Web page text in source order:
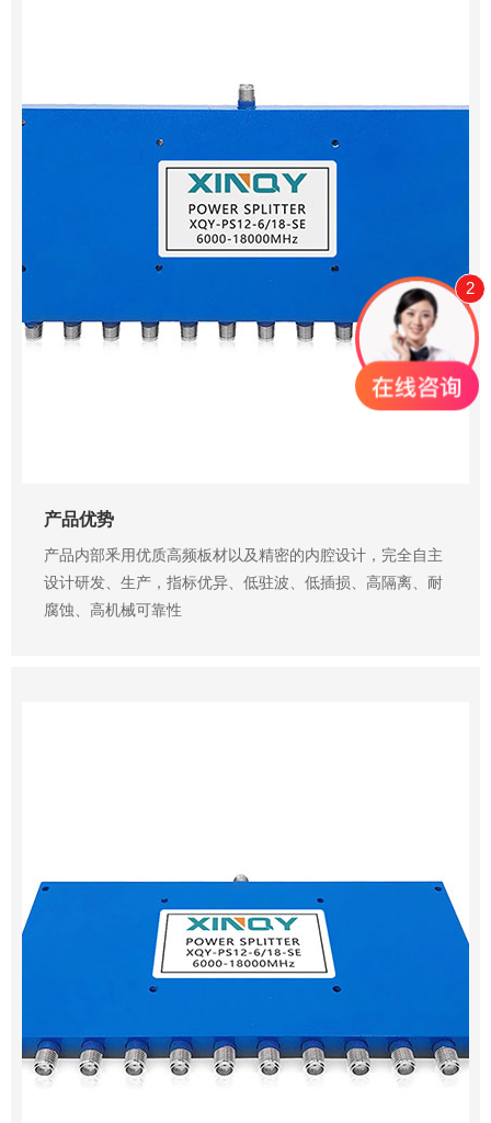
0755-23345158
产品优势
产品内部釆用优质高频板材以及精密的内腔设计，完全自主
设计研发、生产，指标优异、低驻波、低插损、高隔离、耐
腐蚀、高机械可靠性
2